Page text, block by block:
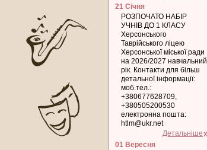
21 Січня
РОЗПОЧАТО НАБІР
УЧНІВ ДО 1 КЛАСУ
Херсонського
Таврійського ліцею
Херсонської міської ради
на 2026/2027 навчальний
рік. Контакти для більш
детальної інформації:
моб.тел.:
+380677628709,
+380505200530
електронна пошта:
htlm@ukr.net
Детальніше
01 Вересня